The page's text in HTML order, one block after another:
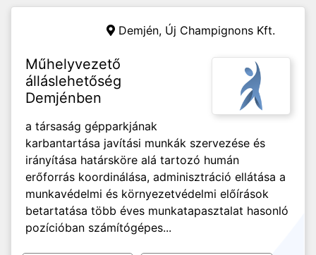
Demjén, Új Champignons Kft.
Műhelyvezető
álláslehetőség
Demjénben
a társaság gépparkjának
karbantartása javítási munkák szervezése és
irányítása határsköre alá tartozó humán
erőforrás koordinálása, adminisztráció ellátása a
munkavédelmi és környezetvédelmi előírások
betartatása több éves munkatapasztalat hasonló
pozícióban számítógépes...